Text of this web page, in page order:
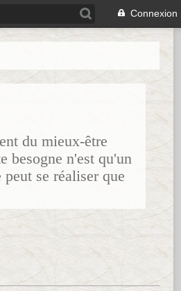
Connexion
du mieux-être
besogne n'est qu'un
se réaliser que